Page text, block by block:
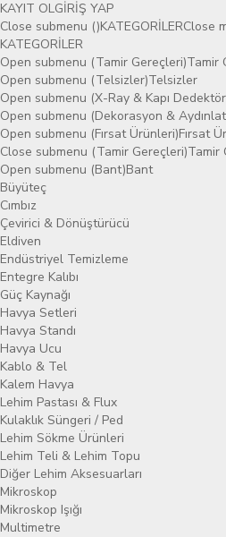
KAYIT OLGİRİŞ YAP
Close submenu ()KATEGORİLERClose
KATEGORİLER
Open submenu (Tamir Gereçleri)Tamir
Open submenu (Telsizler)Telsizler
Open submenu (X-Ray & Kapı
Open submenu (Dekorasyon &
Open submenu (Fırsat Ürünleri)Fırsat
Close submenu (Tamir Gereçleri)Tamir
Open submenu (Bant)Bant
Büyüteç
Cımbız
Çevirici & Dönüştürücü
Eldiven
Endüstriyel Temizleme
Entegre Kalıbı
Güç Kaynağı
Havya Setleri
Havya Standı
Havya Ucu
Kablo & Tel
Kalem Havya
Lehim Pastası & Flux
Kulaklık Süngeri / Ped
Lehim Sökme Ürünleri
Lehim Teli & Lehim Topu
Diğer Lehim Aksesuarları
Mikroskop
Mikroskop Işığı
Multimetre